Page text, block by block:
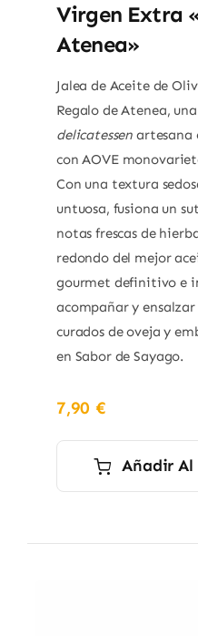
Virgen Extra
Atenea»
Jalea de Aceite de
Regalo de Atenea,
delicatessen artesana
con AOVE
Con una textura
untuosa, fusiona un
notas frescas de
redondo del mejor
gourmet definitivo e
acompañar y
curados de oveja y
en Sabor de Sayago.
7,90€
Añadir